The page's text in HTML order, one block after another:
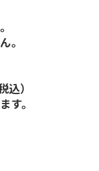
。
）
す。